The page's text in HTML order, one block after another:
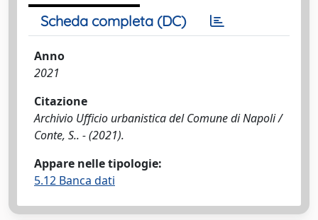
Scheda completa (DC)
Anno
2021
Citazione
Archivio Ufficio urbanistica del Comune di Napoli /
Conte, S.. - (2021).
Appare nelle tipologie:
5.12 Banca dati